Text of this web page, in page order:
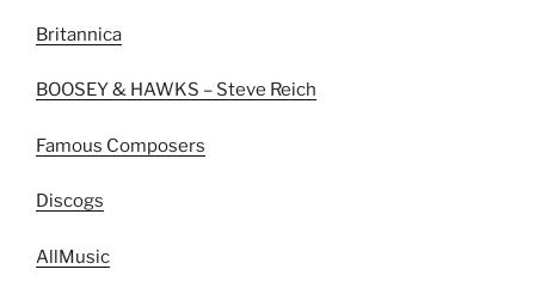
Britannica
BOOSEY & HAWKS – Steve Reich
Famous Composers
Discogs
AllMusic